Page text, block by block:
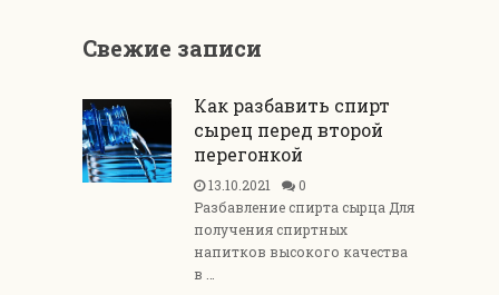
Свежие записи
Как разбавить спирт
сырец перед второй
перегонкой
13.10.2021
0
Разбавление спирта сырца Для
получения спиртных
напитков высокого качества
в …